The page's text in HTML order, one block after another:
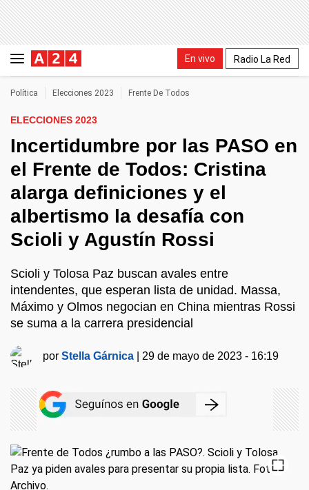
En vivo Radio La Red
Política Elecciones 2023 Frente De Todos
ELECCIONES 2023
Incertidumbre por las PASO en
el Frente de Todos: Cristina
alarga definiciones y el
albertismo la desafía con
Scioli y Agustín Rossi
Scioli y Tolosa Paz buscan avales entre
intendentes, que esperan lista de unidad. Massa,
Máximo y Olmos negocian en China mientras Rossi
se suma a la carrera presidencial
porStella Gárnica 29 de mayo de 2023 - 16:19